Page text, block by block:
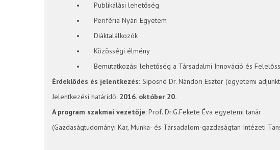
• Publikálási lehetőség
• Periféria Nyári Egyetem
• Diáktalálkozók
• Közösségi élmény
• Bemutatkozási lehetőség a Társadalmi Innováció és
Érdeklődés és jelentkezés: Siposné Dr. Nándori Eszter (egyetemi
Jelentkezési határidő: 2016. október 20.
A program szakmai vezetője: Prof. Dr.G.Fekete Éva egyetemi tanár
(Gazdaságtudományi Kar, Munka- és Társadalom-gazdaságtan Intézeti